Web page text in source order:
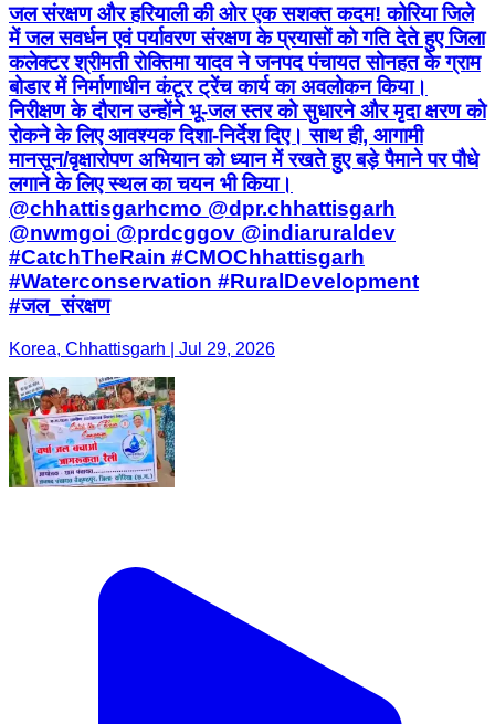
जल संरक्षण और हरियाली की ओर एक सशक्त कदम! कोरिया जिले
में जल सवर्धन एवं पर्यावरण संरक्षण के प्रयासों को गति देते हुए जिला
कलेक्टर श्रीमती रोक्तिमा यादव ने जनपद पंचायत सोनहत के ग्राम
बोडार में निर्माणाधीन कंटूर ट्रेंच कार्य का अवलोकन किया।
निरीक्षण के दौरान उन्होंने भू-जल स्तर को सुधारने और मृदा क्षरण को
रोकने के लिए आवश्यक दिशा-निर्देश दिए। साथ ही, आगामी
मानसून/वृक्षारोपण अभियान को ध्यान में रखते हुए बड़े पैमाने पर पौधे
लगाने के लिए स्थल का चयन भी किया।
@chhattisgarhcmo @dpr.chhattisgarh
@nwmgoi @prdcggov @indiaruraldev
#CatchTheRain #CMOChhattisgarh
#Waterconservation #RuralDevelopment
#जल_संरक्षण
Korea, Chhattisgarh | Jul 29, 2026